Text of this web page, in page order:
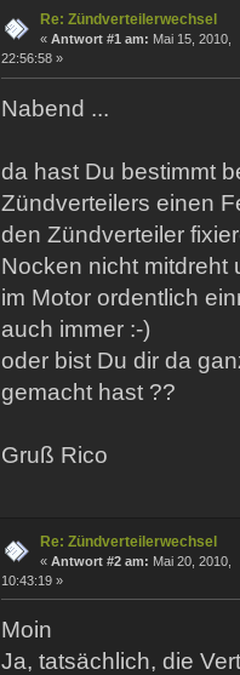
Re: Zündverteilerwechsel
« Antwort #1 am: Mai 15, 2010,
22:56:58 »
Nabend ...
da hast Du bestimmt
Zündverteilers einen
den Zündverteiler
Nocken nicht mitdreht
im Motor ordentlich
auch immer :-)
oder bist Du dir da
gemacht hast ??
Gruß Rico
Re: Zündverteilerwechsel
« Antwort #2 am: Mai 20, 2010,
10:43:19 »
Moin
Ja, tatsächlich, die